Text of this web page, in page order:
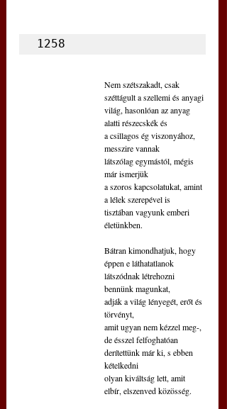
1258
Nem szétszakadt, csak
széttágult a szellemi és anyagi
világ, hasonlóan az anyag
alatti részecskék és
a csillagos ég viszonyához,
messzire vannak
látszólag egymástól, mégis
már ismerjük
a szoros kapcsolatukat, amint
a lélek szerepével is
tisztában vagyunk emberi
életünkben.
Bátran kimondhatjuk, hogy
éppen e láthatatlanok
látszódnak létrehozni
bennünk magunkat,
adják a világ lényegét, erőt és
törvényt,
amit ugyan nem kézzel meg-,
de ésszel felfoghatóan
derítettünk már ki, s ebben
kételkedni
olyan kiváltság lett, amit
elbír, elszenved közösség.